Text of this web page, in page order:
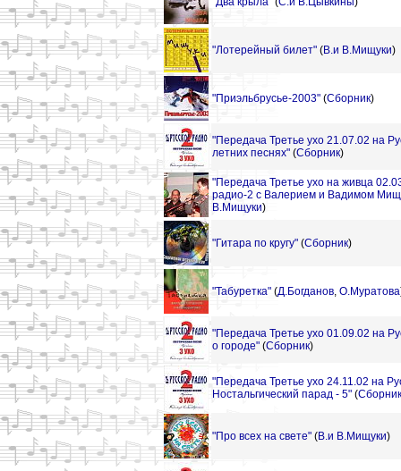
"Лотерейный билет" (В.и В.Мищуки)
"Приэльбрусье-2003" (Сборник)
"Передача Третье ухо 21.07.02 на
летних песнях" (Сборник)
"Передача Третье ухо на живца
радио-2 с Валерием и Вадимом
В.Мищуки)
"Гитара по кругу" (Сборник)
"Табуретка" (Д.Богданов, О.Муратова
"Передача Третье ухо 01.09.02 на
о городе" (Сборник)
"Передача Третье ухо 24.11.02 на
Ностальгический парад - 5" (Сборник
"Про всех на свете" (В.и В.Мищуки)